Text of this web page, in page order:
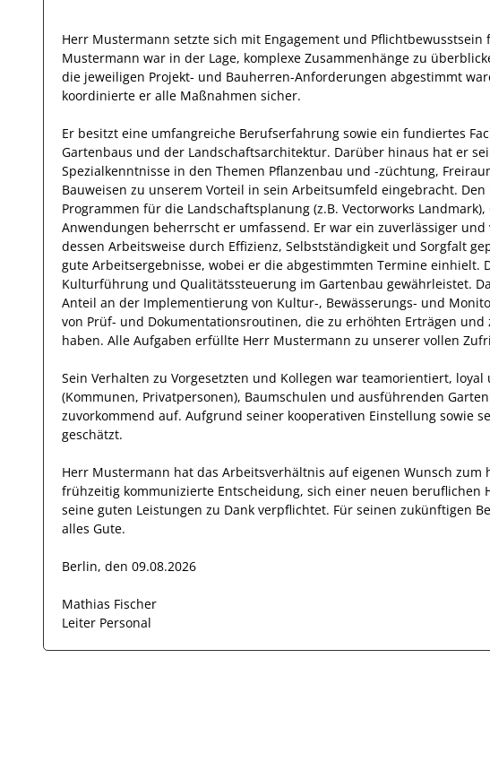
Herr Mustermann setzte sich mit Engagement und Pflichtbewusstsein
Mustermann war in der Lage, komplexe Zusammenhänge zu
die jeweiligen Projekt- und Bauherren-Anforderungen abgestimmt
koordinierte er alle Maßnahmen sicher.
Er besitzt eine umfangreiche Berufserfahrung sowie ein fundiertes
Gartenbaus und der Landschaftsarchitektur. Darüber hinaus hat er
Spezialkenntnisse in den Themen Pflanzenbau und -züchtung,
Bauweisen zu unserem Vorteil in sein Arbeitsumfeld eingebracht.
Programmen für die Landschaftsplanung (z.B. Vectorworks
Anwendungen beherrscht er umfassend. Er war ein zuverlässiger und
dessen Arbeitsweise durch Effizienz, Selbstständigkeit und Sorgfalt
gute Arbeitsergebnisse, wobei er die abgestimmten Termine einhielt.
Kulturführung und Qualitätssteuerung im Gartenbau gewährleistet.
Anteil an der Implementierung von Kultur-, Bewässerungs- und
von Prüf- und Dokumentationsroutinen, die zu erhöhten Erträgen
haben. Alle Aufgaben erfüllte Herr Mustermann zu unserer vollen
Sein Verhalten zu Vorgesetzten und Kollegen war teamorientiert, loyal
(Kommunen, Privatpersonen), Baumschulen und ausführenden
zuvorkommend auf. Aufgrund seiner kooperativen Einstellung sowie
geschätzt.
Herr Mustermann hat das Arbeitsverhältnis auf eigenen Wunsch zum
frühzeitig kommunizierte Entscheidung, sich einer neuen beruflichen
seine guten Leistungen zu Dank verpflichtet. Für seinen zukünftigen
alles Gute.
Berlin, den 09.08.2026
Mathias Fischer
Leiter Personal